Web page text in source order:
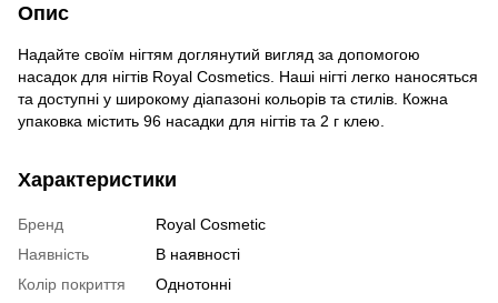
Опис
Надайте своїм нігтям доглянутий вигляд за допомогою
насадок для нігтів Royal Cosmetics. Наші нігті легко наносяться
та доступні у широкому діапазоні кольорів та стилів. Кожна
упаковка містить 96 насадки для нігтів та 2 г клею.
Характеристики
Бренд
Royal Cosmetic
Наявність
В наявності
Колір покриття
Однотонні